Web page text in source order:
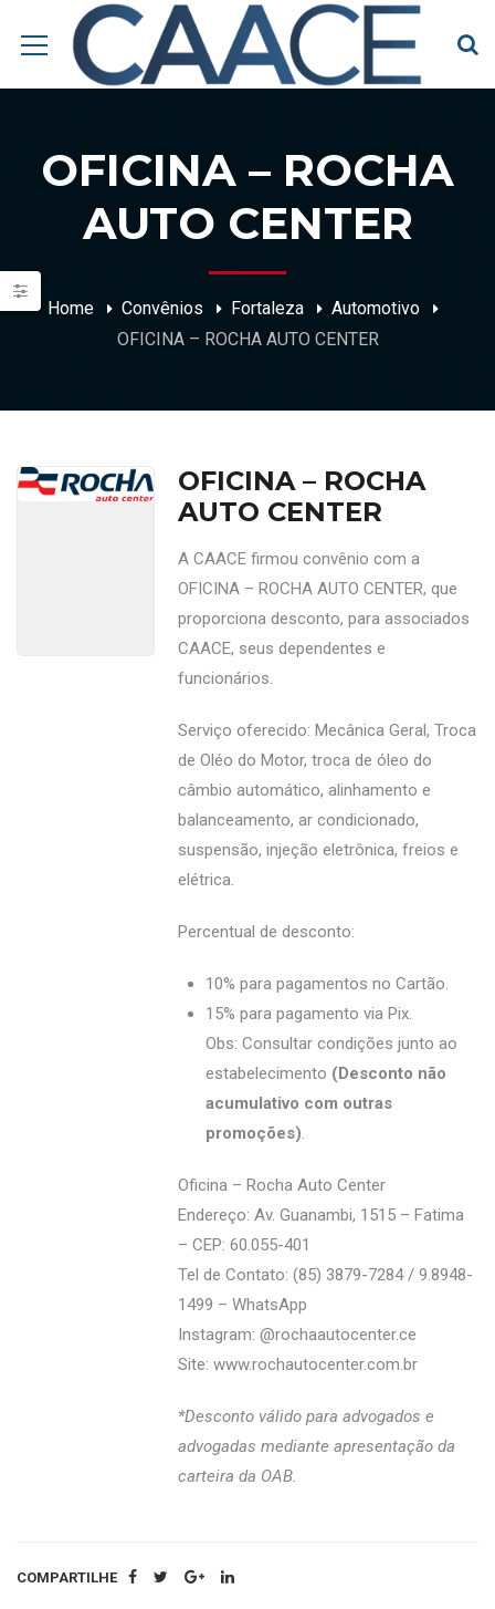
OFICINA – ROCHA
AUTO CENTER
Home Convênios Fortaleza
Automotivo
OFICINA – ROCHA AUTO CENTER
OFICINA – ROCHA
AUTO CENTER
A CAACE firmou convênio com a
OFICINA – ROCHA AUTO CENTER, que
proporciona desconto, para associados
CAACE, seus dependentes e
funcionários.
Serviço oferecido: Mecânica Geral, Troca
de Oléo do Motor, troca de óleo do
câmbio automático, alinhamento e
balanceamento, ar condicionado,
suspensão, injeção eletrônica, freios e
elétrica.
Percentual de desconto:
10% para pagamentos no Cartão.
15% para pagamento via Pix.
Obs: Consultar condições junto ao
estabelecimento (Desconto não
acumulativo com outras
promoções).
Oficina – Rocha Auto Center
Endereço: Av. Guanambi, 1515 – Fatima
– CEP: 60.055-401
Tel de Contato: (85) 3879-7284 / 9.8948-
1499 – WhatsApp
Instagram: @‌rochaautocenter.ce
Site:www.rochautocenter.com.br
*Desconto válido para advogados e
advogadas mediante apresentação da
carteira da OAB.
COMPARTILHE